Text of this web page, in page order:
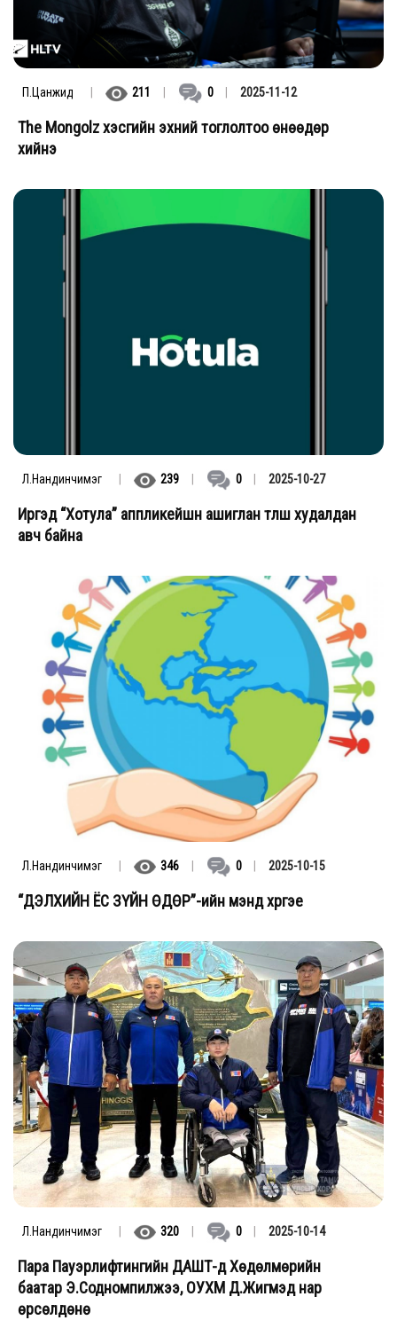
П.Цанжид 211 0 2025-11-12
The Mongolz хэсгийн эхний тоглолтоо өнөөдөр
хийнэ
Л.Нандинчимэг 239 0 2025-10-27
Иргэд “Хотула” аппликейшн ашиглан түлш худалдан
авч байна
Л.Нандинчимэг 346 0 2025-10-15
“ДЭЛХИЙН ЁС ЗҮЙН ӨДӨР”-ийн мэнд хүргэе
Л.Нандинчимэг 320 0 2025-10-14
Пара Пауэрлифтингийн ДАШТ-д Хөдөлмөрийн
баатар Э.Содномпилжээ, ОУХМ Д.Жигмэд нар
өрсөлдөнө